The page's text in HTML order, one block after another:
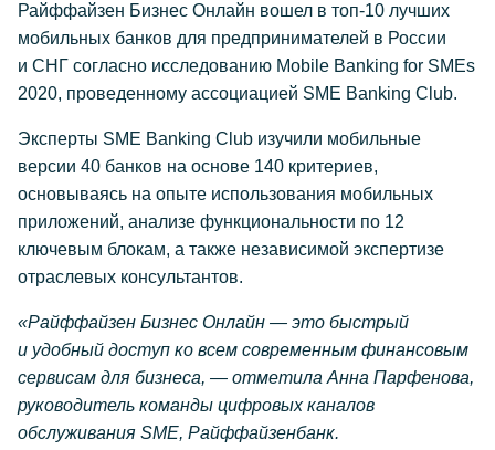
Райффайзен Бизнес Онлайн вошел в топ-10 лучших
мобильных банков для предпринимателей в России
и СНГ согласно исследованию Mobile Banking for SMEs
2020, проведенному ассоциацией SME Banking Club.
Эксперты SME Banking Club изучили мобильные
версии 40 банков на основе 140 критериев,
основываясь на опыте использования мобильных
приложений, анализе функциональности по 12
ключевым блокам, а также независимой экспертизе
отраслевых консультантов.
«Райффайзен Бизнес Онлайн — это быстрый
и удобный доступ ко всем современным финансовым
сервисам для бизнеса, — отметила Анна Парфенова,
руководитель команды цифровых каналов
обслуживания SME, Райффайзенбанк.